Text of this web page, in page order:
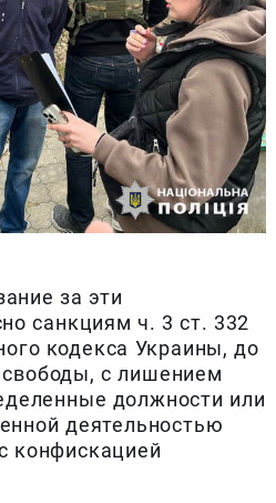
за эти
санкциям ч. 3 ст. 332
кодекса Украины, до
с лишением
должности или
деятельностью
конфискацией